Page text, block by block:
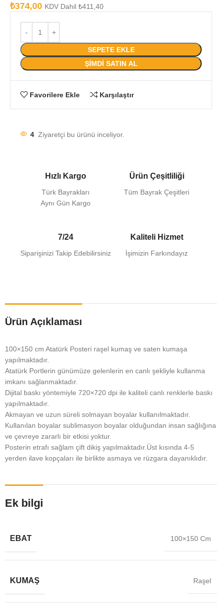
₺374,00 KDV Dahil ₺411,40
SEPETE EKLE
ŞIMDI SATIN AL
Favorilere Ekle Karşılaştır
4 Ziyaretçi bu ürünü inceliyor.
Hızlı Kargo
Türk Bayrakları
Aynı Gün Kargo
Ürün Çeşitliliği
Tüm Bayrak Çeşitleri
7/24
Siparişinizi Takip Edebilirsiniz
Kaliteli Hizmet
İşimizin Farkındayız
Ürün Açıklaması
100×150 cm Atatürk Posteri raşel kumaş ve saten kumaşa
yapılmaktadır.
Atatürk Portlerin günümüze gelenlerin en canlı şekliyle kullanma
imkanı sağlanmaktadır.
Dijital baskı yöntemiyle 720×720 dpi ile kaliteli canlı renklerle baskı
yapılmaktadır.
Akmayan ve uzun süreli solmayan boyalar kullanılmaktadır.
Kullanılan boyalar sublimasyon boyalar olduğundan insan sağlığına
ve çevreye zararlı bir etkisi yoktur.
Posterin etrafı sağlam çift dikiş yapılmaktadır.Üst kısında 4-5
yerden ilave kopçaları ile birlikte asmaya ve rüzgara dayanıklıdır.
Ek bilgi
EBAT 100×150 Cm
KUMAŞ Raşel